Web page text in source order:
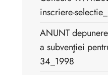
inscriere-
ANUNT
a subvenţiei
34_1998